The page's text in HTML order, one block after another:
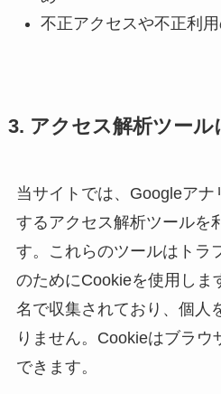
不正アクセスや不正利
3. アクセス解析ツール
当サイトでは、Googleアナ
するアクセス解析ツールを
す。これらのツールはトラ
のためにCookieを使用しま
名で収集されており、個人
りません。Cookieはブラウ
できます。